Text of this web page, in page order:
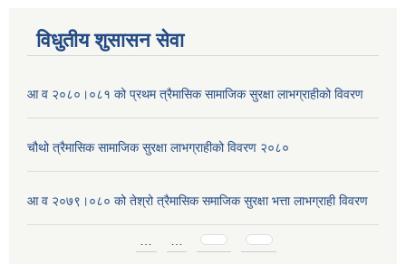
विधुतीय शुसासन सेवा
आ व २०८०।०८१ को प्रथम त्रैमासिक सामाजिक सुरक्षा लाभग्राहीको विवरण
चौथो त्रैमासिक सामाजिक सुरक्षा लाभग्राहीको विवरण २०८०
आ व २०७९।०८० को तेश्रो त्रैमासिक समाजिक सुरक्षा भत्ता लाभग्राही विवरण